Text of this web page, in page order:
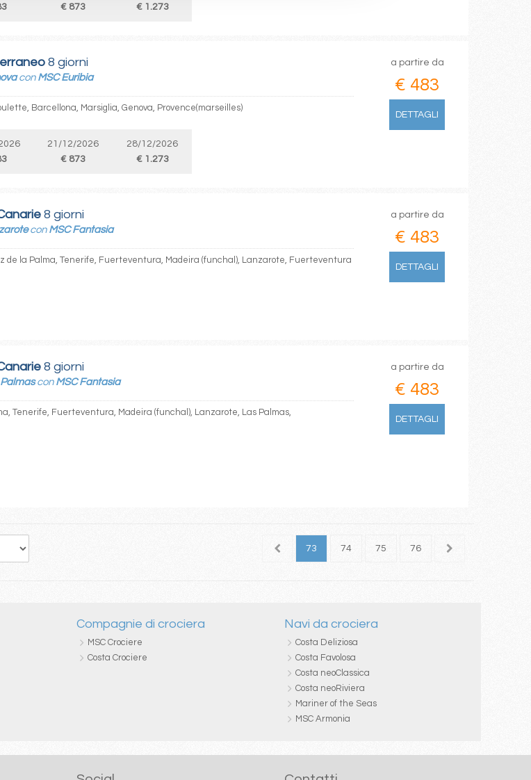
€ 873
€ 1.273
8 giorni
con MSC Euribia
Barcellona, Marsiglia, Genova, Provence(marseilles)
21/12/2026
€ 873
28/12/2026
€ 1.273
a partire da
€ 483
DETTAGLI
8 giorni
con MSC Fantasia
de la Palma, Tenerife, Fuerteventura, Madeira (funchal), Lanzarote, Fuerteventura
a partire da
€ 483
DETTAGLI
8 giorni
con MSC Fantasia
Tenerife, Fuerteventura, Madeira (funchal), Lanzarote, Las Palmas,
a partire da
€ 483
DETTAGLI
72 73 74 75 76 77
Compagnie di crociera
MSC Crociere
Costa Crociere
Navi da crociera
Costa Deliziosa
Costa Favolosa
Costa neoClassica
Costa neoRiviera
Mariner of the Seas
MSC Armonia